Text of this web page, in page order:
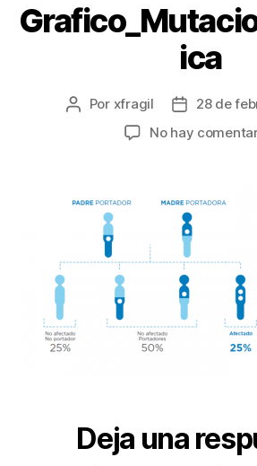
ica
Por xfragil
28 de
No hay
Deja una